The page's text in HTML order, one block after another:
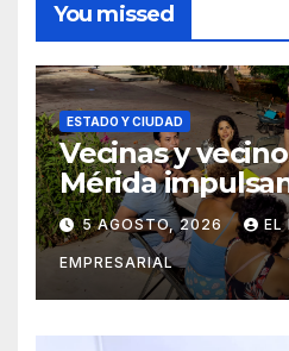
You missed
ESTADO Y CIUDAD
Vecinas y
Mérida
recuperación
comunitarios
5 AGOSTO, 2026 EL
EMPRESARIAL